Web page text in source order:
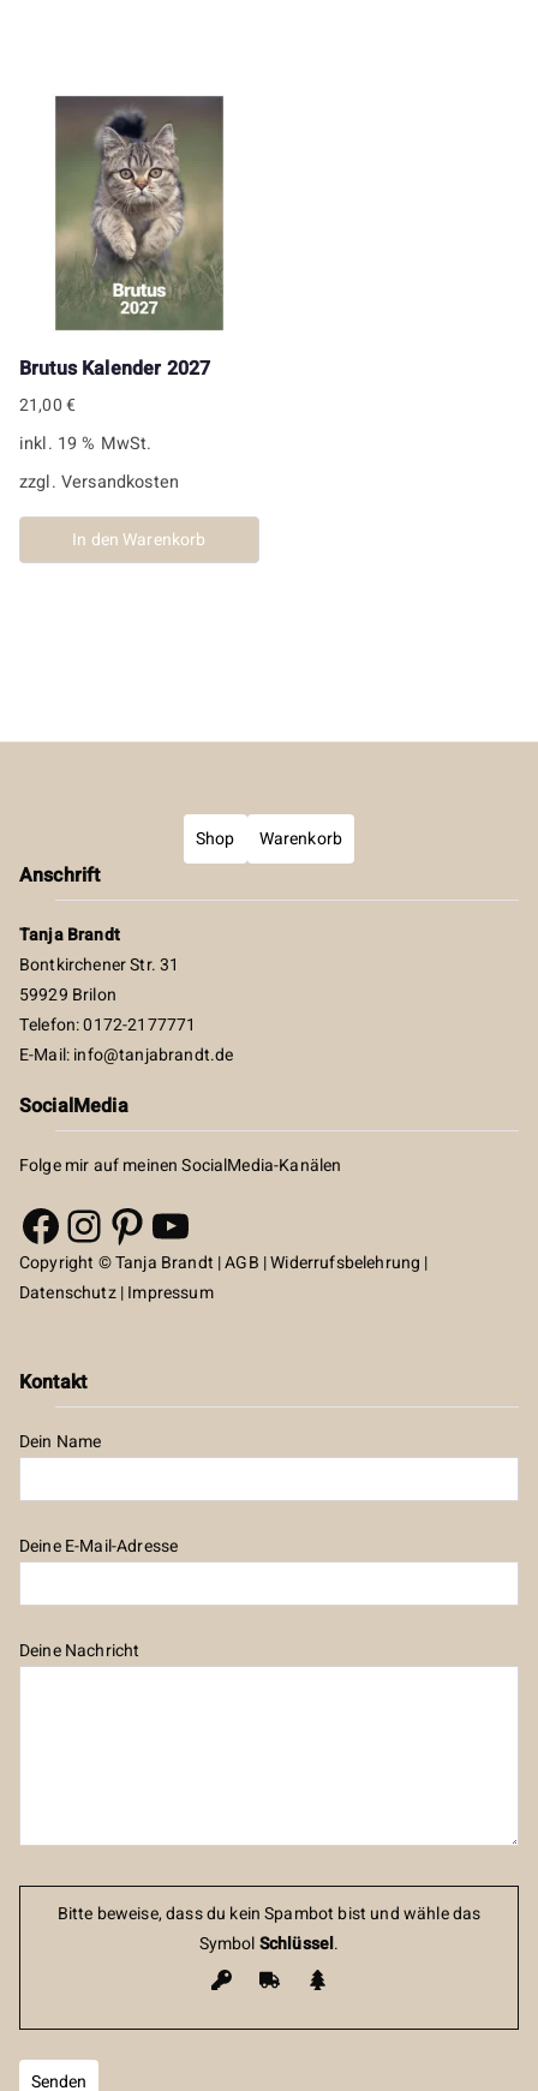
Brutus Kalender 2027
21,00€
inkl. 19 % MwSt.
zzgl. Versandkosten
In den Warenkorb
Shop Warenkorb
Anschrift
Tanja Brandt
Bontkirchener Str. 31
59929 Brilon
Telefon: 0172-2177771
E-Mail:info@tanjabrandt.de
SocialMedia
Folge mir auf meinen SocialMedia-Kanälen
Facebook
Instagram
Pinterest
YouTube
Copyright © Tanja Brandt |AGB |Widerrufsbelehrung |
Datenschutz|Impressum
Kontakt
Dein Name
Deine E-Mail-Adresse
Deine Nachricht
Bitte beweise, dass du kein Spambot bist und wähle das
SymbolSchlüssel.